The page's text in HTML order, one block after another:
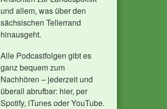
und allem, was über den
sächsischen Tellerrand
hinausgeht.
Alle Podcastfolgen gibt es
ganz bequem zum
Nachhören – jederzeit und
überall abrufbar: hier, per
Spotify, iTunes oder YouTube.